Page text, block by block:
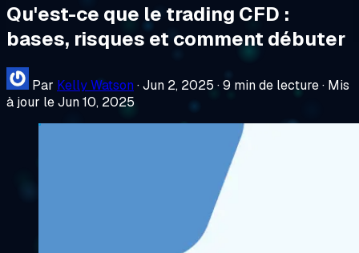
Qu'est-ce que le trading CFD :
bases, risques et comment débuter
Par Kelly Watson ·Jun 2, 2025 ·9 min de lecture· Mis
à jour le Jun 10, 2025